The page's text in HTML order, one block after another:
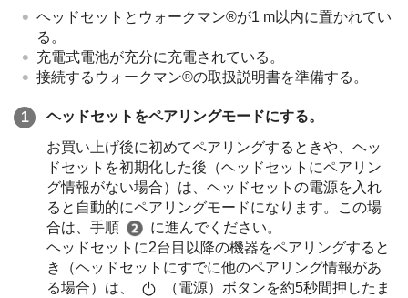
ヘッドセットとウォークマン®が1 m以内に置かれてい
る。
充電式電池が充分に充電されている。
接続するウォークマン®の取扱説明書を準備する。
ヘッドセットをペアリングモードにする。
お買い上げ後に初めてペアリングするときや、ヘッ
ドセットを初期化した後（ヘッドセットにペアリン
グ情報がない場合）は、ヘッドセットの電源を入れ
ると自動的にペアリングモードになります。この場
合は、手順
に進んでください。
ヘッドセットに2台目以降の機器をペアリングすると
き（ヘッドセットにすでに他のペアリング情報があ
る場合）は、
（電源）ボタンを約5秒間押したま